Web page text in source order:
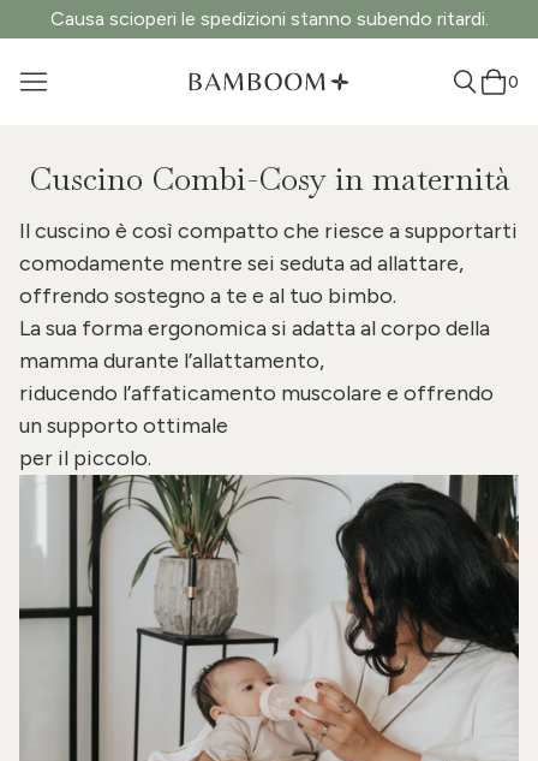
Causa scioperi le spedizioni stanno subendo ritardi.
0
Cuscino Combi-Cosy in maternità
Il cuscino è così compatto che riesce a supportarti
comodamente mentre sei seduta ad allattare,
offrendo sostegno a te e al tuo bimbo.
La sua forma ergonomica si adatta al corpo della
mamma durante l’allattamento,
riducendo l’affaticamento muscolare e offrendo
un supporto ottimale
per il piccolo.